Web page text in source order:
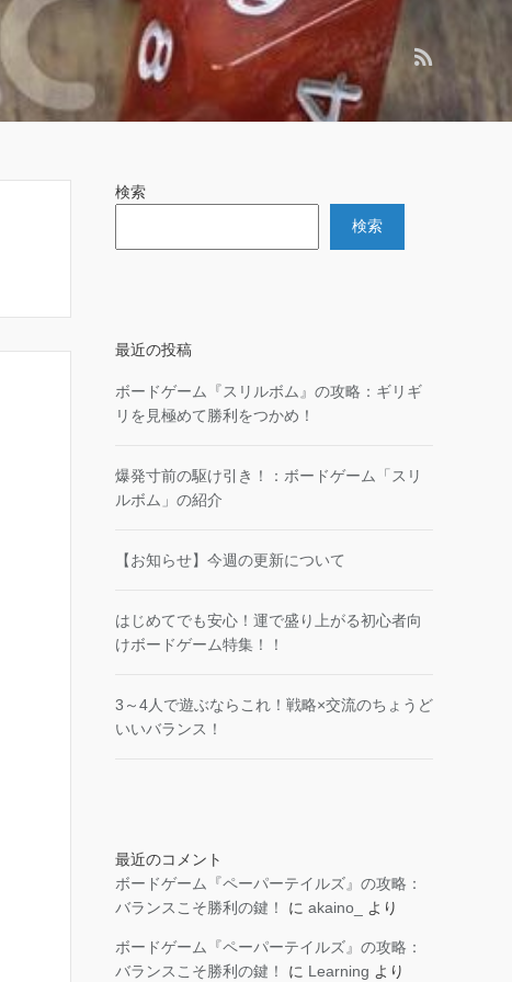
検索
検索
最近の投稿
ボードゲーム『スリルボム』の攻略：ギリギ
リを見極めて勝利をつかめ！
爆発寸前の駆け引き！：ボードゲーム「スリ
ルボム」の紹介
【お知らせ】今週の更新について
はじめてでも安心！運で盛り上がる初心者向
けボードゲーム特集！！
3～4人で遊ぶならこれ！戦略×交流のちょうど
いいバランス！
最近のコメント
ボードゲーム『ペーパーテイルズ』の攻略：
バランスこそ勝利の鍵！
に akaino_ より
ボードゲーム『ペーパーテイルズ』の攻略：
バランスこそ勝利の鍵！
に Learning より